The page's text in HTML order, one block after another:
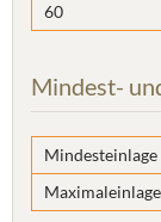
60
Mindest-
Mindesteinlage
Maximaleinlage